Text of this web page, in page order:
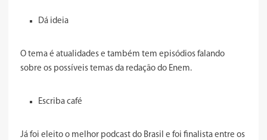
Dá ideia
O tema é atualidades e também tem episódios falando
sobre os possíveis temas da redação do Enem.
Escriba café
Já foi eleito o melhor podcast do Brasil e foi finalista entre os